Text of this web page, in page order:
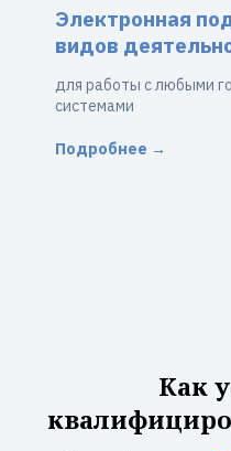
Электронная
видов
для работы с любыми
системами
Подробнее →
Как